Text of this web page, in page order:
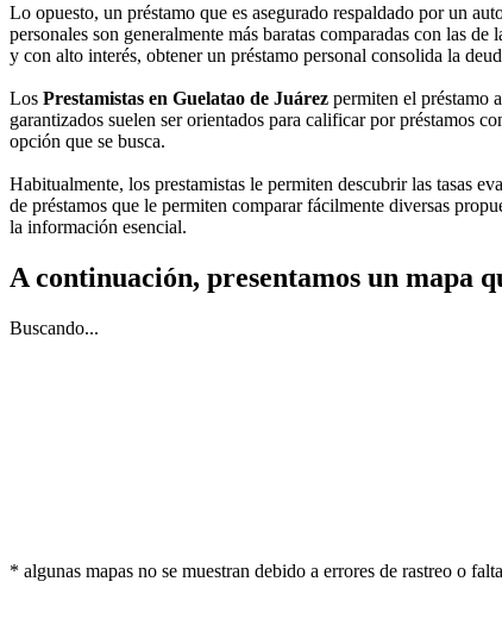
Lo opuesto, un préstamo que es asegurado respaldado por un
personales son generalmente más baratas comparadas con las
y con alto interés, obtener un préstamo personal consolida la
Los Prestamistas en Guelatao de Juárez permiten el préstamo
garantizados suelen ser orientados para calificar por préstamos
opción que se busca.
Habitualmente, los prestamistas le permiten descubrir las tasas
de préstamos que le permiten comparar fácilmente diversas
la información esencial.
A continuación, presentamos un mapa
Buscando...
* algunas mapas no se muestran debido a errores de rastreo o